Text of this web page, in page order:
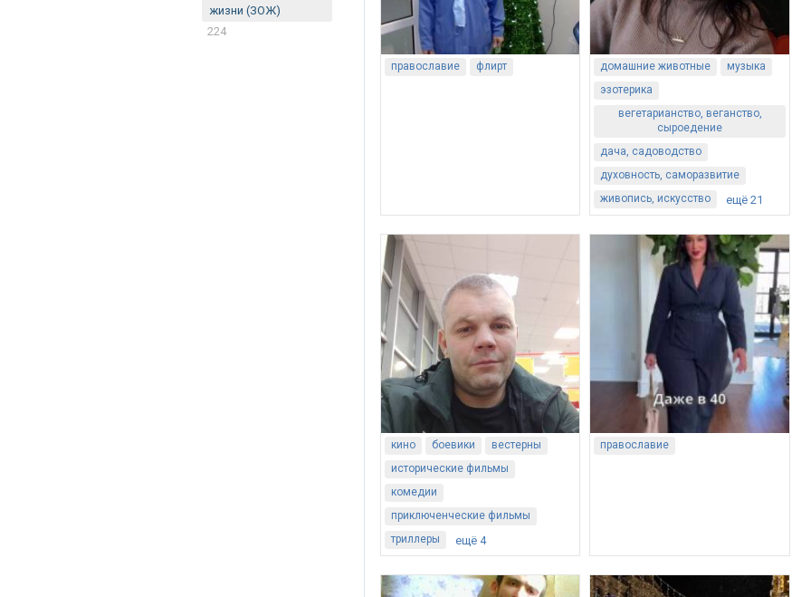
православие флирт домашние животные
музыка
эзотерика
вегетарианство, веганство,
сыроедение
дача, садоводство
духовность, саморазвитие
живопись, искусство
ещё 21
кино боевики
вестерны
исторические фильмы
комедии
приключенческие фильмы
триллеры
ещё 4
православие
жизни (ЗОЖ)
224